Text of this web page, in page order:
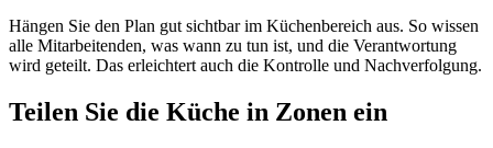
Hängen Sie den Plan gut sichtbar im Küchenbereich aus. So wissen
alle Mitarbeitenden, was wann zu tun ist, und die Verantwortung
wird geteilt. Das erleichtert auch die Kontrolle und Nachverfolgung.
Teilen Sie die Küche in Zonen ein